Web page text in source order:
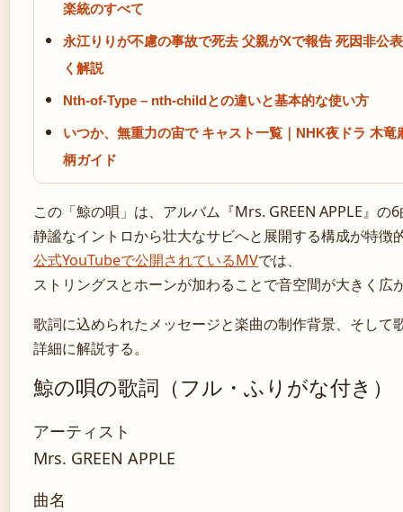
楽統のすべて
永江りりが不慮の事故で死去 父親がXで報告 死因非公
く解説
Nth-of-Type – nth-childとの違いと基本的な使い方
いつか、無重力の宙で キャスト一覧｜NHK夜ドラ 木
柄ガイド
この「鯨の唄」は、アルバム『Mrs. GREEN APPLE』の
静謐なイントロから壮大なサビへと展開する構成が特徴
公式YouTubeで公開されているMVでは、
ストリングスとホーンが加わることで音空間が大きく広
歌詞に込められたメッセージと楽曲の制作背景、そして
詳細に解説する。
鯨の唄の歌詞（フル・ふりがな付き）
アーティスト
Mrs. GREEN APPLE
曲名